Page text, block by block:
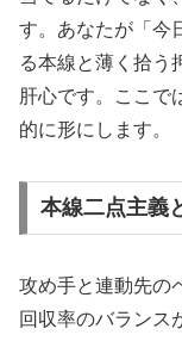
す。あなたが「今
る本線と薄く拾う
肝心です。ここで
的に形にします。
本線二点主義
攻め手と連動先の
回収率のバランス